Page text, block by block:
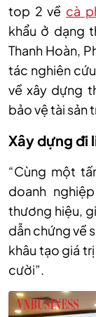
top 2 về cà
khẩu ở dạng
Thanh Hoàn,
tác nghiên
về xây dựng
bảo vệ tài sản
Xây dựng đi
“Cùng một
doanh
thương hiệu,
dẫn chứng về
khâu tạo giá
cười”.